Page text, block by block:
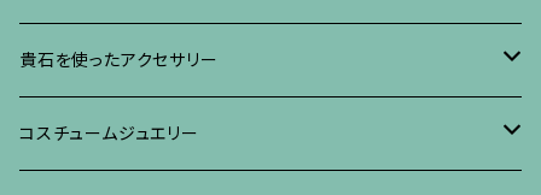
ブレスレット、その他
イヤリング、ピアス
ブローチ
イヤリング、ピアス
朴の木やポプラに蒔絵のアクセサリー
ブローチ
その他の蒔絵のアクセサリー
ネックレス、ペンダント
リング
イヤリング、ピアス
ネックレス、ペンダント
ブローチ
イヤリング、ピアス
貴石を使ったアクセサリー
ブローチ
コスチュームジュエリー